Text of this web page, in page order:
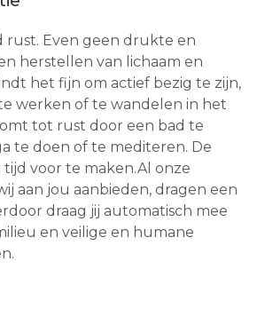
rust. Even geen drukte en
herstellen van lichaam en
het fijn om actief bezig te zijn,
werken of te wandelen in het
tot rust door een bad te
te doen of te mediteren. De
tijd voor te maken.Al onze
aan jou aanbieden, dragen een
draag jij automatisch mee
en veilige en humane